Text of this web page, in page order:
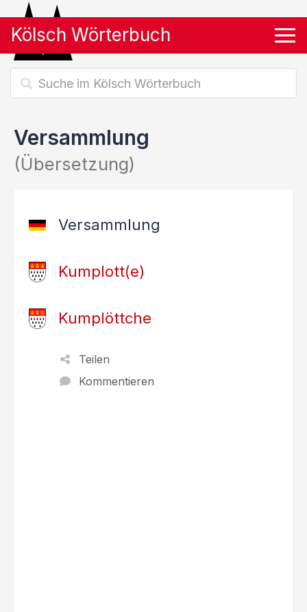
Kölsch Wörterbuch
Versammlung
(Übersetzung)
Versammlung
Kumplott(e)
Kumplöttche
Teilen
Kommentieren